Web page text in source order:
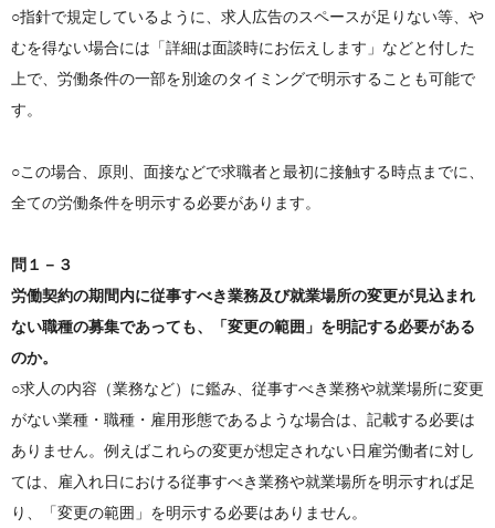
○指針で規定しているように、求人広告のスペースが足りない等、や
むを得ない場合には「詳細は面談時にお伝えします」などと付した
上で、労働条件の一部を別途のタイミングで明示することも可能で
す。
○この場合、原則、面接などで求職者と最初に接触する時点までに、
全ての労働条件を明示する必要があります。
問１－３
労働契約の期間内に従事すべき業務及び就業場所の変更が見込まれ
ない職種の募集であっても、「変更の範囲」を明記する必要がある
のか。
○求人の内容（業務など）に鑑み、従事すべき業務や就業場所に変更
がない業種・職種・雇用形態であるような場合は、記載する必要は
ありません。例えばこれらの変更が想定されない日雇労働者に対し
ては、雇入れ日における従事すべき業務や就業場所を明示すれば足
り、「変更の範囲」を明示する必要はありません。